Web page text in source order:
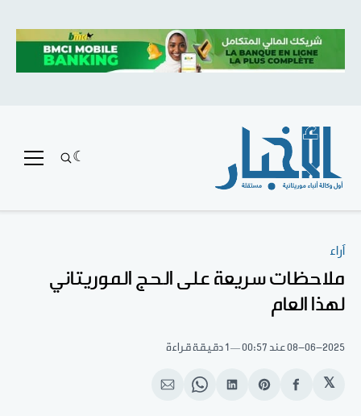
آراء
ملاحظات سريعة على الحج الموريتاني
لهذا العام
08-06-2025عند 00:57 1 دقيقة قراءة
𝕏
انشر
Shareانشر
Shareانشر